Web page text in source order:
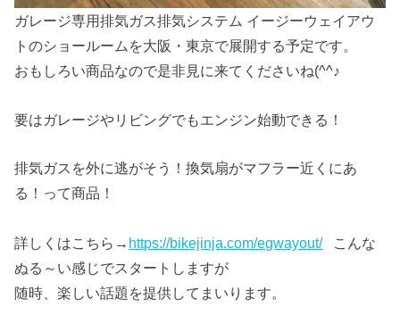
ガレージ専用排気ガス排気システム イージーウェイアウ
トのショールームを大阪・東京で展開する予定です。
おもしろい商品なので是非見に来てくださいね(^^♪
要はガレージやリビングでもエンジン始動できる！
排気ガスを外に逃がそう！換気扇がマフラー近くにあ
る！って商品！
詳しくはこちら→ https://bikejinja.com/egwayout/こんな
ぬる～い感じでスタートしますが
随時、楽しい話題を提供してまいります。